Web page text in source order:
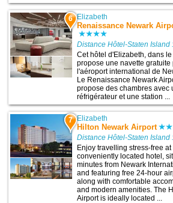
6 Elizabeth
Renaissance Newark
Distance Hôtel-Staten Island
Cet hôtel d'Elizabeth, dans le
propose une navette gratuite
l'aéroport international de
Le Renaissance Newark
propose des chambres avec
réfrigérateur et une station ...
7 Elizabeth
Hilton Newark Airport
Distance Hôtel-Staten Island
Enjoy travelling stress-free at
conveniently located hotel,
minutes from Newark
and featuring free 24-hour
along with comfortable
and modern amenities. The
Airport is ideally located ...